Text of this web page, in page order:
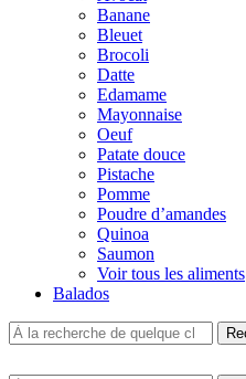
Banane
Bleuet
Brocoli
Datte
Edamame
Mayonnaise
Oeuf
Patate douce
Pistache
Pomme
Poudre d’amandes
Quinoa
Saumon
Voir tous les aliments
Balados